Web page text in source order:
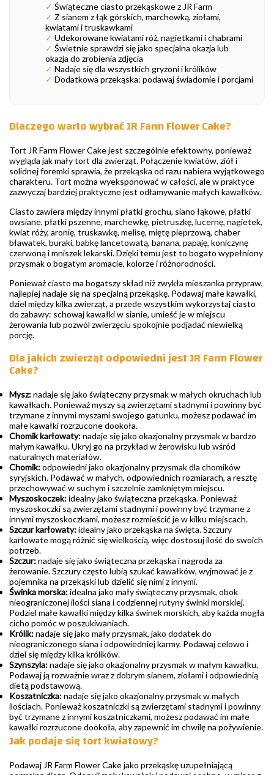
✓ Świąteczne ciasto przekąskowe z JR Farm
✓ Z sianem z łąk górskich, marchewką, ziołami,
kwiatami i truskawkami
✓ Udekorowane kwiatami róż, nagietkami i chabrami
✓ Świetnie sprawdzi się jako specjalna okazja lub
okazja do zrobienia zdjęcia
✓ Nadaje się dla wszystkich gryzoni i królików
✓ Dodatkowa przekąska: podawaj świadomie i porcjami
Dlaczego warto wybrać JR Farm Flower Cake?
Tort JR Farm Flower Cake jest szczególnie efektowny, ponieważ
wygląda jak mały tort dla zwierząt. Połączenie kwiatów, ziół i
solidnej foremki sprawia, że przekąska od razu nabiera wyjątkowego
charakteru. Tort można wyeksponować w całości, ale w praktyce
zazwyczaj bardziej praktyczne jest odłamywanie małych kawałków.
Ciasto zawiera między innymi płatki grochu, siano łąkowe, płatki
owsiane, płatki pszenne, marchewkę, pietruszkę, lucernę, nagietek,
kwiat róży, aronię, truskawkę, melisę, miętę pieprzową, chaber
bławatek, buraki, babkę lancetowatą, banana, papaję, koniczynę
czerwoną i mniszek lekarski. Dzięki temu jest to bogato wypełniony
przysmak o bogatym aromacie, kolorze i różnorodności.
Ponieważ ciasto ma bogatszy skład niż zwykła mieszanka przypraw,
najlepiej nadaje się na specjalną przekąskę. Podawaj małe kawałki,
dziel między kilka zwierząt, a przede wszystkim wykorzystaj ciasto
do zabawy: schowaj kawałki w sianie, umieść je w miejscu
żerowania lub pozwól zwierzęciu spokojnie podjadać niewielką
porcję.
Dla jakich zwierząt odpowiedni jest JR Farm Flower
Cake?
Mysz:nadaje się jako świąteczny przysmak w małych okruchach lub
kawałkach. Ponieważ myszy są zwierzętami stadnymi i powinny być
trzymane z innymi myszami swojego gatunku, możesz podawać im
małe kawałki rozrzucone dookoła.
Chomik karłowaty:nadaje się jako okazjonalny przysmak w bardzo
małym kawałku. Ukryj go na przykład w żerowisku lub wśród
naturalnych materiałów.
Chomik:odpowiedni jako okazjonalny przysmak dla chomików
syryjskich. Podawać w małych, odpowiednich rozmiarach, a resztę
przechowywać w suchym i szczelnie zamkniętym miejscu.
Myszoskoczek:idealny jako świąteczna przekąska. Ponieważ
myszoskoczki są zwierzętami stadnymi i powinny być trzymane z
innymi myszoskoczkami, możesz rozmieścić je w kilku miejscach.
Szczur karłowaty:idealny jako przekąska na święta. Szczury
karłowate mogą różnić się wielkością, więc dostosuj ilość do swoich
potrzeb.
Szczur:nadaje się jako świąteczna przekąska i nagroda za
żerowanie. Szczury często lubią szukać kawałków, wyjmować je z
pojemnika na przekąski lub dzielić się nimi z innymi.
Świnka morska:idealna jako mały świąteczny przysmak, obok
nieograniczonej ilości siana i codziennej rutyny świnki morskiej.
Podziel małe kawałki między kilka świnek morskich, aby każda mogła
cicho pomóc w poszukiwaniach.
Królik:nadaje się jako mały przysmak, jako dodatek do
nieograniczonego siana i odpowiedniej karmy. Podawaj celowo i
dziel się między kilka królików.
Szynszyla:nadaje się jako okazjonalny przysmak w małym kawałku.
Podawaj ją rozważnie wraz z dobrym sianem, ziołami i odpowiednią
dietą podstawową.
Koszatniczka:nadaje się jako okazjonalny przysmak w małych
ilościach. Ponieważ koszatniczki są zwierzętami stadnymi i powinny
być trzymane z innymi koszatniczkami, możesz podawać im małe
kawałki rozrzucone dookoła, aby zapewnić im chwilę na pożywienie.
Jak podaje się tort kwiatowy?
Podawaj JR Farm Flower Cake jako przekąskę uzupełniającą